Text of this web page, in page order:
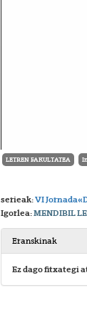
LETREN FAKULTATEA
serieak:VI
Igorlea:MENDIBIL
Eranskinak
Ez dago fitxategi